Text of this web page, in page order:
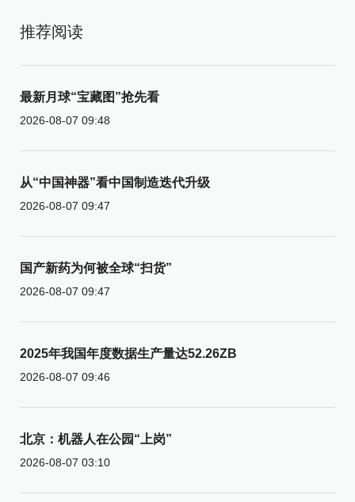
推荐阅读
最新月球“宝藏图”抢先看
2026-08-07 09:48
从“中国神器”看中国制造迭代升级
2026-08-07 09:47
国产新药为何被全球“扫货”
2026-08-07 09:47
2025年我国年度数据生产量达52.26ZB
2026-08-07 09:46
北京：机器人在公园“上岗”
2026-08-07 03:10